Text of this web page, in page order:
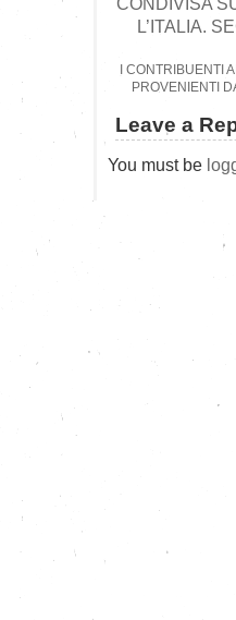
L’ITALIA.
I CONTRIBUENTI
PROVENIENTI
Leave a
You must be